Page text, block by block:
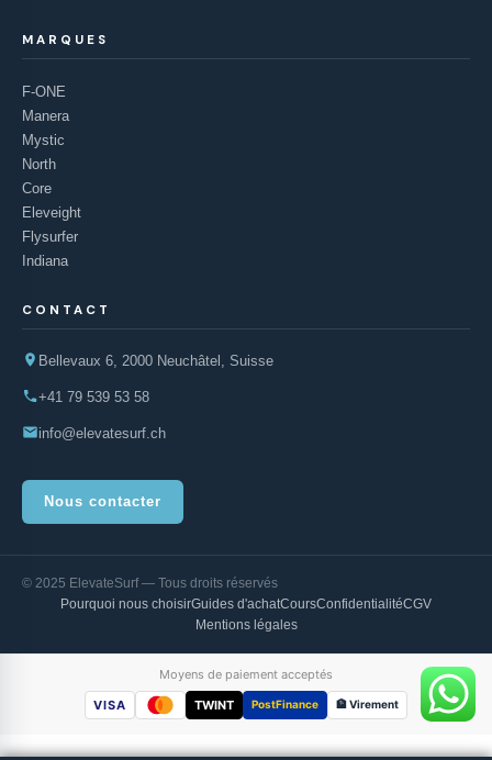
MARQUES
F-ONE
Manera
Mystic
North
Core
Eleveight
Flysurfer
Indiana
CONTACT
Bellevaux 6, 2000 Neuchâtel, Suisse
+41 79 539 53 58
info@elevatesurf.ch
Nous contacter
© 2025 ElevateSurf — Tous droits réservés
Pourquoi nous choisirGuides d'achatCoursConfidentialitéCGV
Mentions légales
Moyens de paiement acceptés
VISA
TWINT PostFinance 🏦 Virement